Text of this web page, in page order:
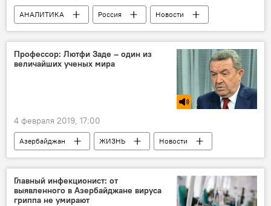
АНАЛИТИКА Россия Новости
Профессор: Лютфи Заде – один из
величайших ученых мира
4 февраля 2019, 17:00
Азербайджан ЖИЗНЬ
Новости
РАДИО
МУЛЬТИМЕДИА
Главный инфекционист: от
выявленного в Азербайджане вируса
гриппа не умирают